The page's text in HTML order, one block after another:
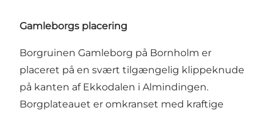
Gamleborgs placering
Borgruinen Gamleborg på Bornholm er
placeret på en svært tilgængelig klippeknude
på kanten af Ekkodalen i Almindingen.
Borgplateauet er omkranset med kraftige